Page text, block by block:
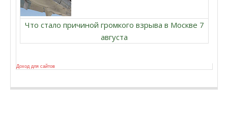
Что стало причиной громкого взрыва в Москве 7
августа
Доход для сайтов